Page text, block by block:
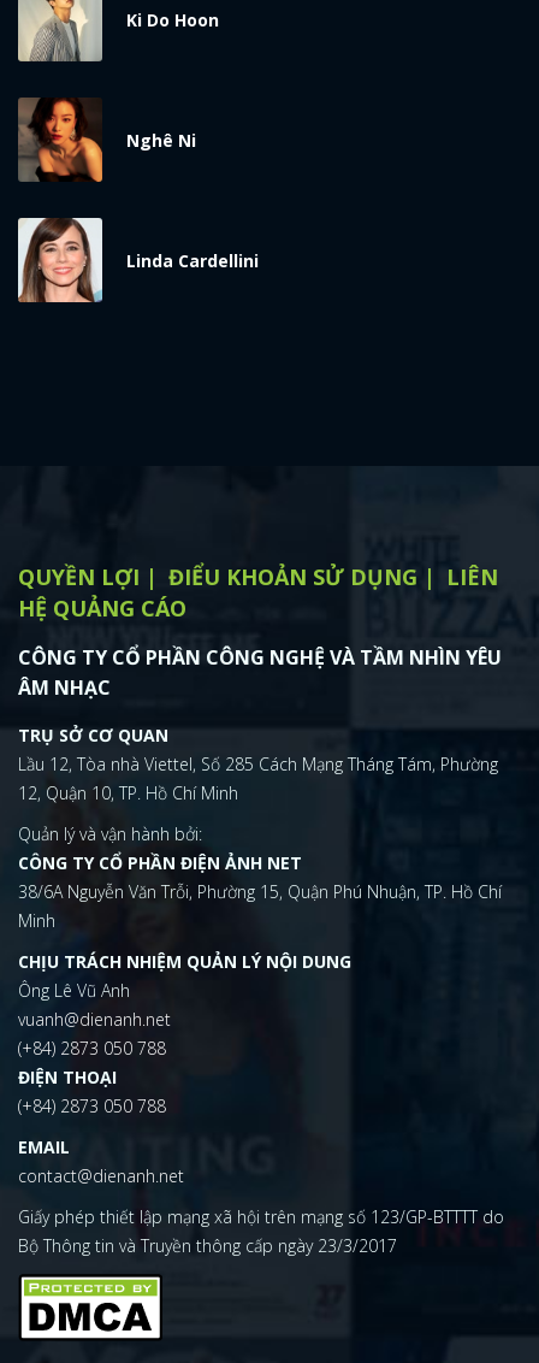
Ki Do Hoon
Nghê Ni
Linda Cardellini
QUYỀN LỢI ĐIỂU KHOẢN SỬ DỤNG
LIÊN
HỆ QUẢNG CÁO
CÔNG TY CỔ PHẦN CÔNG NGHỆ VÀ TẦM NHÌN YÊU
ÂM NHẠC
TRỤ SỞ CƠ QUAN
Lầu 12, Tòa nhà Viettel, Số 285 Cách Mạng Tháng Tám, Phường
12, Quận 10, TP. Hồ Chí Minh
Quản lý và vận hành bởi:
CÔNG TY CỔ PHẦN ĐIỆN ẢNH NET
38/6A Nguyễn Văn Trỗi, Phường 15, Quận Phú Nhuận, TP. Hồ Chí
Minh
CHỊU TRÁCH NHIỆM QUẢN LÝ NỘI DUNG
Ông Lê Vũ Anh
vuanh@dienanh.net
(+84) 2873 050 788
ĐIỆN THOẠI
(+84) 2873 050 788
EMAIL
contact@dienanh.net
Giấy phép thiết lập mạng xã hội trên mạng số 123/GP-BTTTT do
Bộ Thông tin và Truyền thông cấp ngày 23/3/2017